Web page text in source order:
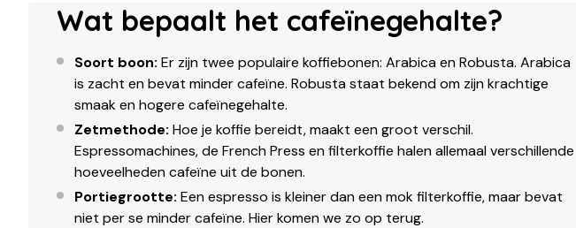
Wat bepaalt het cafeïnegehalte?
Soort boon: Er zijn twee populaire koffiebonen: Arabica en Robusta. Arabica
is zacht en bevat minder cafeïne. Robusta staat bekend om zijn krachtige
smaak en hogere cafeïnegehalte.
Zetmethode: Hoe je koffie bereidt, maakt een groot verschil.
Espressomachines, de French Press en filterkoffie halen allemaal verschillende
hoeveelheden cafeïne uit de bonen.
Portiegrootte: Een espresso is kleiner dan een mok filterkoffie, maar bevat
niet per se minder cafeïne. Hier komen we zo op terug.